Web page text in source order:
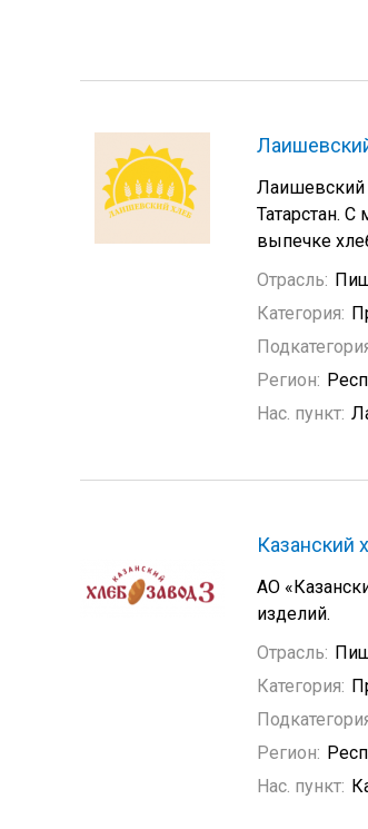
Лаишевский
Татарстан.
выпечке
Отрасль:
Категория:
Регион:
Нас. пункт:
Казанский
АО
изделий.
Отрасль:
Категория:
Регион:
Нас. пункт: